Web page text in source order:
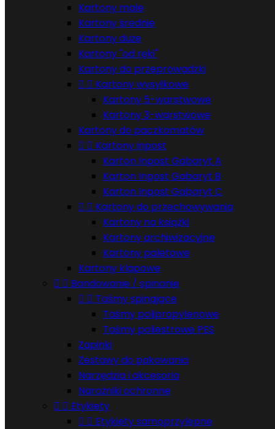
Kartony małe
Kartony średnie
Kartony duże
Kartony "od ręki"
Kartony do przeprowadzki
  Kartony wysyłkowe
Kartony 5-warstwowe
Kartony 3-warstwowe
Kartony do paczkomatów
  Kartony inpost
Karton Inpost Gabaryt A
Karton Inpost Gabaryt B
Karton Inpost Gabaryt C
  Kartony do przechowywania
Kartony na książki
Kartony archiwizacyjne
Kartony paletowe
Kartony klapowe
  Bandowanie / spinanie
  Taśmy spinające
Taśmy polipropylenowe
Taśmy poliestrowe PES
Zapinki
Zestawy do pakowania
Narzędzia i akcesoria
Narożniki ochronne
  Etykiety
  Etykiety samoprzylepne